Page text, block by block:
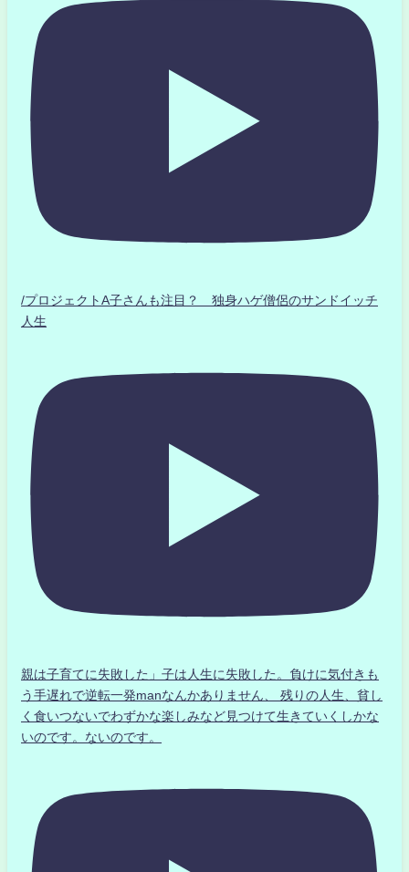
/プロジェクトA子さんも注目？ 独身ハゲ僧侶のサンドイッチ
人生
親は子育てに失敗した」子は人生に失敗した。負けに気付きも
う手遅れで逆転一発manなんかありません、 残りの人生、貧し
く食いつないでわずかな楽しみなど見つけて生きていくしかな
いのです。ないのです。